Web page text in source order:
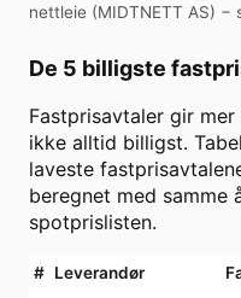
nettleie (MIDTNETT AS) −
De 5 billigste
Fastprisavtaler gir
ikke alltid billigst.
laveste
beregnet med samme
spotprislisten.
# Leverandør